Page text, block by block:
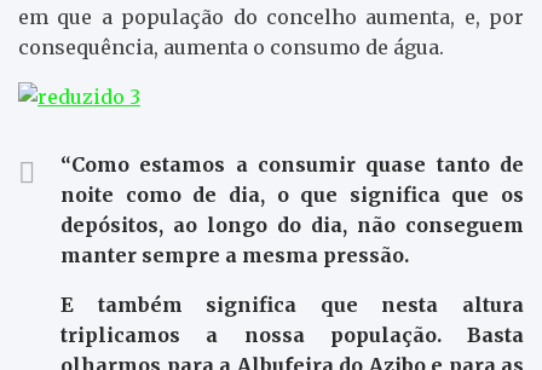
em que a população do concelho aumenta, e, por
consequência, aumenta o consumo de água.
“Como estamos a consumir quase tanto de
noite como de dia, o que significa que os
depósitos, ao longo do dia, não conseguem
manter sempre a mesma pressão.
E também significa que nesta altura
triplicamos a nossa população. Basta
olharmos para a Albufeira do Azibo e para as